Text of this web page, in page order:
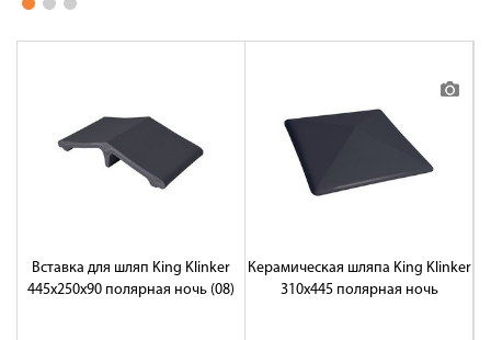
Вставка для шляп King Klinker
445x250x90 полярная ночь (08)
Керамическая шляпа King Klinker
310х445 полярная ночь